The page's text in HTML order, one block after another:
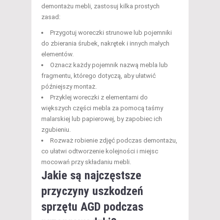
demontażu mebli, zastosuj kilka prostych
zasad:
Przygotuj woreczki strunowe lub pojemniki
do zbierania śrubek, nakrętek i innych małych
elementów.
Oznacz każdy pojemnik nazwą mebla lub
fragmentu, którego dotyczą, aby ułatwić
późniejszy montaż.
Przyklej woreczki z elementami do
większych części mebla za pomocą taśmy
malarskiej lub papierowej, by zapobiec ich
zgubieniu.
Rozważ robienie zdjęć podczas demontażu,
co ułatwi odtworzenie kolejności i miejsc
mocowań przy składaniu mebli.
Jakie są najczęstsze
przyczyny uszkodzeń
sprzętu AGD podczas